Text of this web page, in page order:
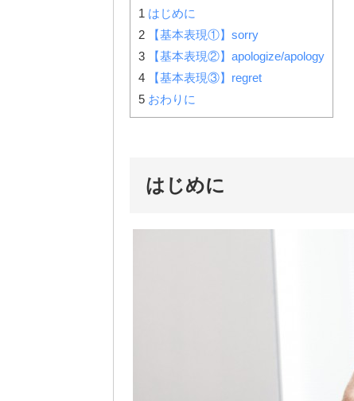
1 はじめに
2 【基本表現①】sorry
3 【基本表現②】apologize/apology
4 【基本表現③】regret
5 おわりに
はじめに